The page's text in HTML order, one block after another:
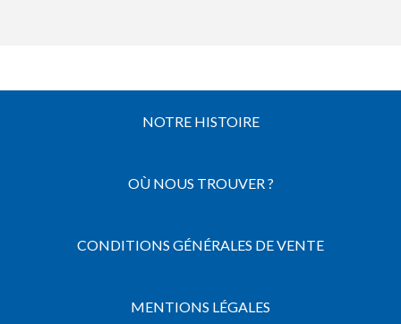
NOTRE HISTOIRE
OÙ NOUS TROUVER ?
CONDITIONS GÉNÉRALES DE VENTE
MENTIONS LÉGALES